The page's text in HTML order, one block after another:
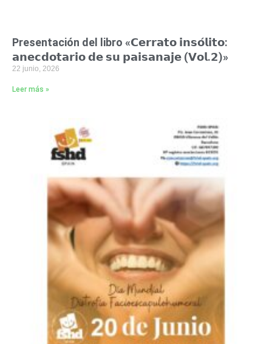
Presentación del libro «𝗖𝗲𝗿𝗿𝗮𝘁𝗼 𝗶𝗻𝘀𝗼́𝗹𝗶𝘁𝗼:
𝗮𝗻𝗲𝗰𝗱𝗼𝘁𝗮𝗿𝗶𝗼 𝗱𝗲 𝘀𝘂 𝗽𝗮𝗶𝘀𝗮𝗻𝗮𝗷𝗲 (𝗩𝗼𝗹.𝟮)»
22 junio, 2026
Leer más »